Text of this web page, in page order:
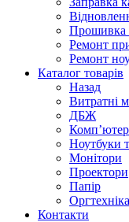
Прошивка
Ремонт
Ремонт
Каталог товарів
Назад
Витратні
ДБЖ
Ноутбуки
Монітори
Проектори
Папір
Оргтехніка
Контакти